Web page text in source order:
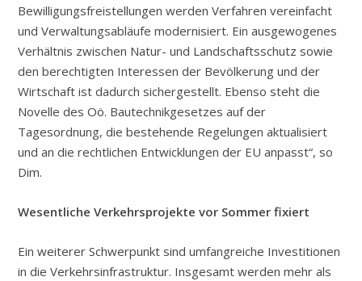
Bewilligungsfreistellungen werden Verfahren vereinfacht
und Verwaltungsabläufe modernisiert. Ein ausgewogenes
Verhältnis zwischen Natur- und Landschaftsschutz sowie
den berechtigten Interessen der Bevölkerung und der
Wirtschaft ist dadurch sichergestellt. Ebenso steht die
Novelle des Oö. Bautechnikgesetzes auf der
Tagesordnung, die bestehende Regelungen aktualisiert
und an die rechtlichen Entwicklungen der EU anpasst“, so
Dim.
Wesentliche Verkehrsprojekte vor Sommer fixiert
Ein weiterer Schwerpunkt sind umfangreiche Investitionen
in die Verkehrsinfrastruktur. Insgesamt werden mehr als